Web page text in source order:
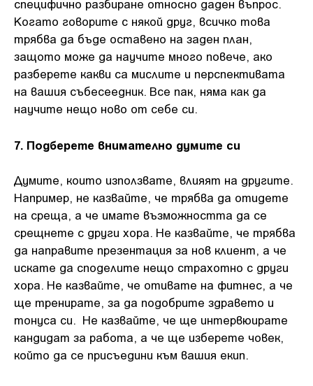
специфично разбиране относно даден въпрос.
Когато говорите с някой друг, всичко това
трябва да бъде оставено на заден план,
защото може да научите много повече, ако
разберете какви са мислите и перспективата
на вашия събесеедник. Все пак, няма как да
научите нещо ново от себе си.
7. Подберете внимателно думите си
Думите, които използвате, влияят на другите.
Например, не казвайте, че трябва да отидете
на среща, а че имате възможността да се
срещнете с други хора. Не казвайте, че трябва
да направите презентация за нов клиент, а че
искате да споделите нещо страхотно с други
хора. Не казвайте, че отивате на фитнес, а че
ще тренирате, за да подобрите здравето и
тонуса си. Не казвайте, че ще интервюирате
кандидат за работа, а че ще изберете човек,
който да се присъедини към вашия екип.